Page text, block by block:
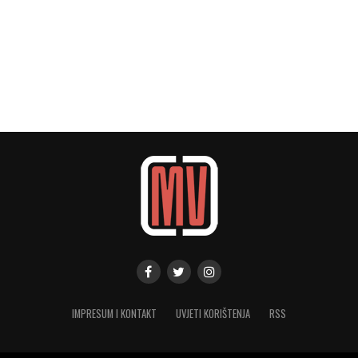
IMPRESUM I KONTAKT UVJETI KORIŠTENJA RSS